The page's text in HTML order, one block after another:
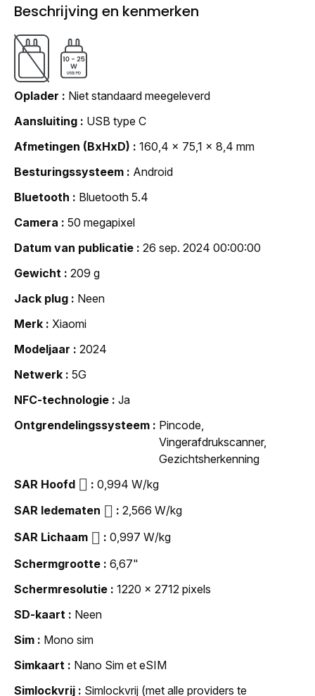
Beschrijving en kenmerken
Oplader
Niet standaard meegeleverd
Aansluiting
USB type C
Afmetingen (BxHxD)
160,4 x 75,1 x 8,4 mm
Besturingssysteem
Android
Bluetooth
Bluetooth 5.4
Camera
50 megapixel
Datum van publicatie
26 sep. 2024 00:00:00
Gewicht
209 g
Jack plug
Neen
Merk
Xiaomi
Modeljaar
2024
Netwerk
5G
NFC-technologie
Ja
Ontgrendelingssysteem
Pincode,
Vingerafdrukscanner,
Gezichtsherkenning
SAR Hoofd
0,994 W/kg
SAR ledematen
2,566 W/kg
SAR Lichaam
0,997 W/kg
Schermgrootte
6,67"
Schermresolutie
1220 x 2712 pixels
SD-kaart
Neen
Sim
Mono sim
Simkaart
Nano Sim et eSIM
Simlockvrij
Simlockvrij (met alle providers te